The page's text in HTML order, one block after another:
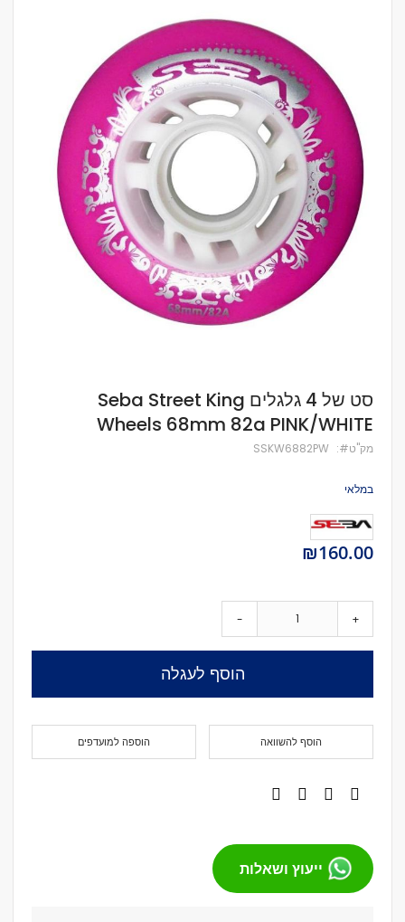
לדלג
להתחלה
של
תמונות
סט של 4 גלגלים Seba Street King
Wheels 68mm 82a PINK/WHITE
מק''ט SSKW6882PW
במלאי
₪160.00
- +
הוסף לעגלה
הוספה למועדפים הוסף להשוואה
ייעוץ ושאלות